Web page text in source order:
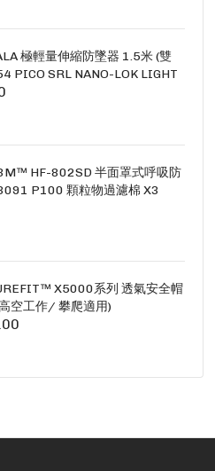
極輕量伸縮防墜器 1.5米 (雙
PICO SRL NANO-LOK LIGHT
HF-802SD 半面罩式呼吸防
P100 顆粒物過濾棉 X3
HF-802SD HF-800SD 系列
X5000系列 透氣安全帽
空工作/ 攀爬適用)